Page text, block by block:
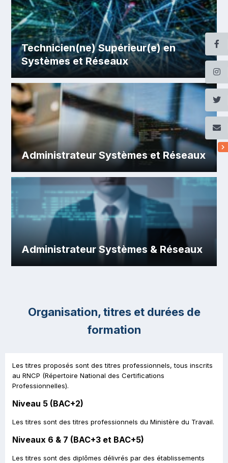
Technicien(ne) Supérieur(e) en
Systèmes et Réseaux
Administrateur Systèmes et Réseaux
Administrateur Systèmes & Réseaux
Organisation, titres et durées de
formation
Les titres proposés sont des titres professionnels, tous inscrits
au RNCP (Répertoire National des Certifications
Professionnelles).
Niveau 5 (BAC+2)
Les titres sont des titres professionnels du Ministère du Travail.
Niveaux 6 & 7 (BAC+3 et BAC+5)
Les titres sont des diplômes délivrés par des établissements